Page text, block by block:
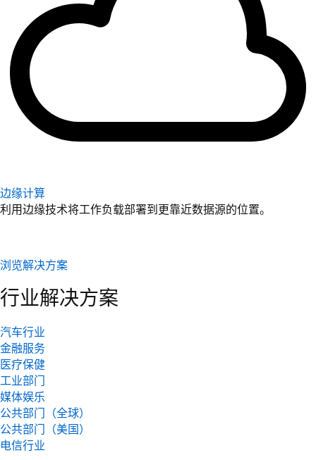
边缘计算
利用边缘技术将工作负载部署到更靠近数据源的位置。
浏览解决方案
行业解决方案
汽车行业
金融服务
医疗保健
工业部门
媒体娱乐
公共部门（全球）
公共部门（美国）
电信行业